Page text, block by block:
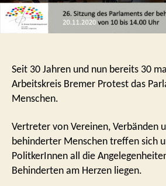
Seit 30 Jahren und nun bereits 30
Arbeitskreis Bremer Protest das
Menschen.
Vertreter von Vereinen, Verbänden
behinderter Menschen treffen sich
PolitkerInnen all die
Behinderten am Herzen liegen.